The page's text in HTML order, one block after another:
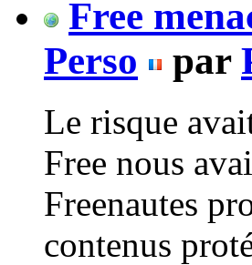
Free
Perso
par
Le risque
Free nous
Freenautes
contenus